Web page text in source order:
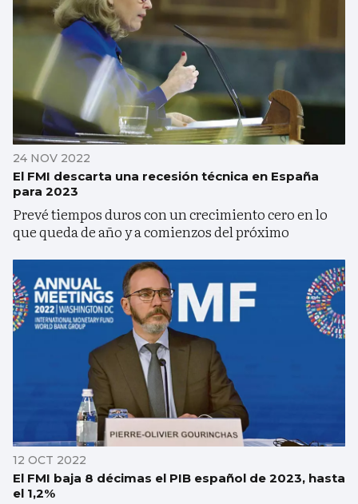
24 NOV 2022
El FMI descarta una recesión técnica en España
para 2023
Prevé tiempos duros con un crecimiento cero en lo
que queda de año y a comienzos del próximo
12 OCT 2022
El FMI baja 8 décimas el PIB español de 2023, hasta
el 1,2%